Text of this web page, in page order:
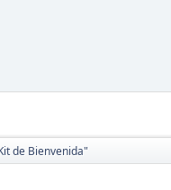
de Bienvenida"